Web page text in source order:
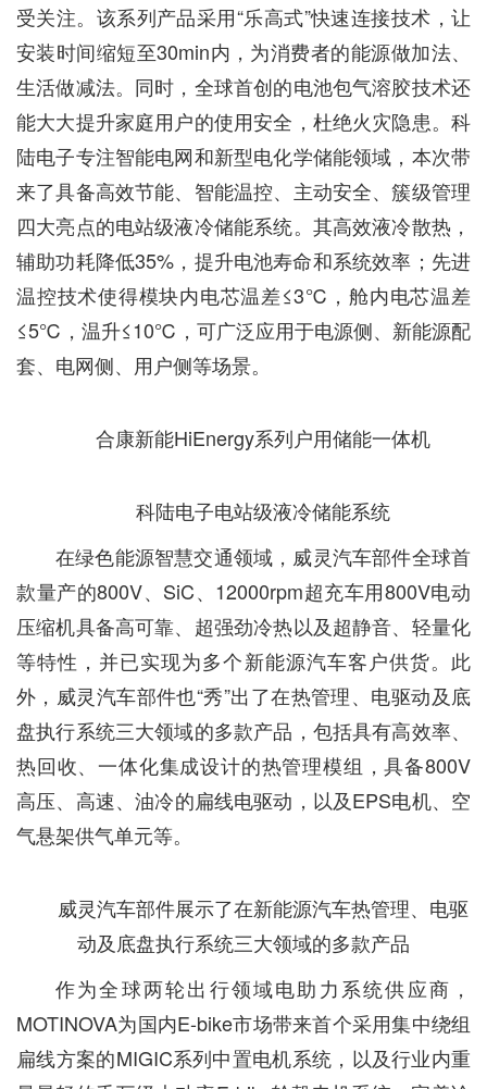
受关注。该系列产品采用“乐高式”快速连接技术，让
安装时间缩短至30min内，为消费者的能源做加法、
生活做减法。同时，全球首创的电池包气溶胶技术还
能大大提升家庭用户的使用安全，杜绝火灾隐患。科
陆电子专注智能电网和新型电化学储能领域，本次带
来了具备高效节能、智能温控、主动安全、簇级管理
四大亮点的电站级液冷储能系统。其高效液冷散热，
辅助功耗降低35%，提升电池寿命和系统效率；先进
温控技术使得模块内电芯温差≤3℃，舱内电芯温差
≤5℃，温升≤10℃，可广泛应用于电源侧、新能源配
套、电网侧、用户侧等场景。
合康新能HiEnergy系列户用储能一体机
科陆电子电站级液冷储能系统
在绿色能源智慧交通领域，威灵汽车部件全球首
款量产的800V、SiC、12000rpm超充车用800V电动
压缩机具备高可靠、超强劲冷热以及超静音、轻量化
等特性，并已实现为多个新能源汽车客户供货。此
外，威灵汽车部件也“秀”出了在热管理、电驱动及底
盘执行系统三大领域的多款产品，包括具有高效率、
热回收、一体化集成设计的热管理模组，具备800V
高压、高速、油冷的扁线电驱动，以及EPS电机、空
气悬架供气单元等。
威灵汽车部件展示了在新能源汽车热管理、电驱
动及底盘执行系统三大领域的多款产品
作为全球两轮出行领域电助力系统供应商，
MOTINOVA为国内E-bike市场带来首个采用集中绕组
扁线方案的MIGIC系列中置电机系统，以及行业内重